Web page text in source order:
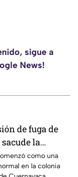
sigue a
News!
de fuga de
sacude la
Las Granjas
como una
en la colonia